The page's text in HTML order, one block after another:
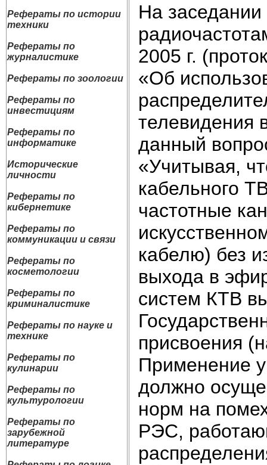
Рефераты по истории
техники
Рефераты по
журналистике
Рефераты по зоологии
Рефераты по
инвестициям
Рефераты по
информатике
Исторические
личности
Рефераты по
кибернетике
Рефераты по
коммуникации и связи
Рефераты по
косметологии
Рефераты по
криминалистике
Рефераты по науке и
технике
Рефераты по
кулинарии
Рефераты по
культурологии
Рефераты по
зарубежной
литературе
На заседании
2005 г.
«Об
телевидения
данный
«Учитывая,
кабельного
частотные
кабелю) без
выхода в
систем КТВ
присвоения
Применение
должно
норм на
РЭС,